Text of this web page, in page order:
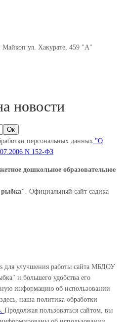
Майкоп ул. Хакурате, 459 "А"
новости
персональных данных "О
N 152-ФЗ
дошкольное образовательное
рыбка" . Официальный сайт садика
для улучшения работы сайта МБДОУ
и большего удобства его
информацию об использовании
наша политика обработки
Продолжая пользоваться сайтом, вы